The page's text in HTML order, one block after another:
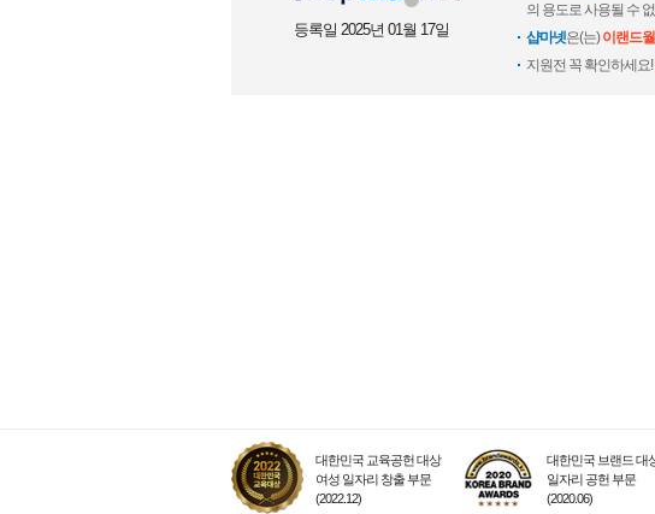
등록일 2025년 01월 17일
의 용도로 사용될 수
샵마넷은(는)이랜드
지원전 꼭 확인하세요!
대한민국 교육공헌 대상
여성 일자리 창출 부문
(2022.12)
대한민국 브랜드 대
일자리 공헌 부문
(2020.06)